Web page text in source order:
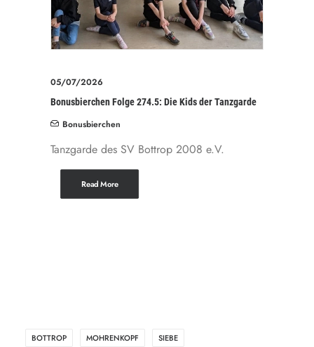
05/07/2026
Bonusbierchen Folge 274.5: Die Kids der Tanzgarde
Bonusbierchen
Tanzgarde des SV Bottrop 2008 e.V.
Read More
BOTTROP MOHRENKOPF SIEBE